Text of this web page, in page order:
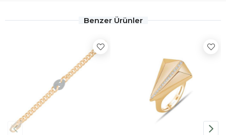
Benzer Ürünler